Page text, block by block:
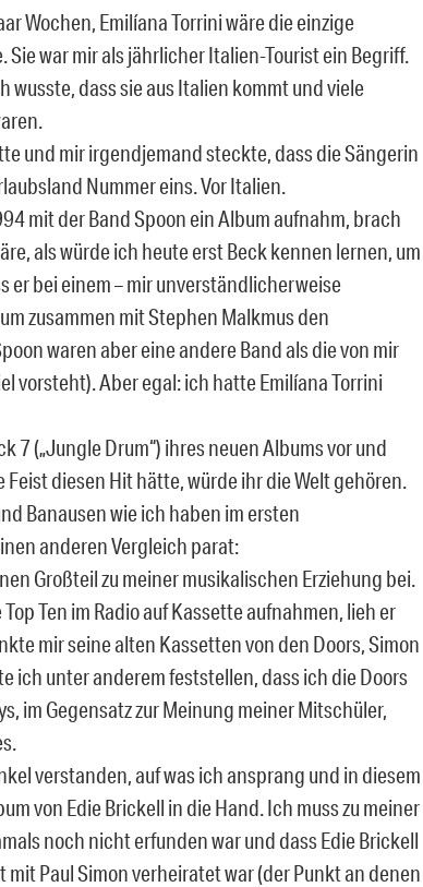
Wochen, Emilíana Torrini wäre die einzige
war mir als jährlicher Italien-Tourist ein Begriff.
wusste, dass sie aus Italien kommt und viele
und mir irgendjemand steckte, dass die Sängerin
Nummer eins. Vor Italien.
mit der Band Spoon ein Album aufnahm, brach
als würde ich heute erst Beck kennen lernen, um
er bei einem – mir unverständlicherweise
zusammen mit Stephen Malkmus den
waren aber eine andere Band als die von mir
vorsteht). Aber egal: ich hatte Emilíana Torrini
7 („Jungle Drum“) ihres neuen Albums vor und
diesen Hit hätte, würde ihr die Welt gehören.
Banausen wie ich haben im ersten
anderen Vergleich parat:
Großteil zu meiner musikalischen Erziehung bei.
Ten im Radio auf Kassette aufnahmen, lieh er
mir seine alten Kassetten von den Doors, Simon
ich unter anderem feststellen, dass ich die Doors
im Gegensatz zur Meinung meiner Mitschüler,
verstanden, auf was ich ansprang und in diesem
von Edie Brickell in die Hand. Ich muss zu meiner
noch nicht erfunden war und dass Edie Brickell
Paul Simon verheiratet war (der Punkt an denen